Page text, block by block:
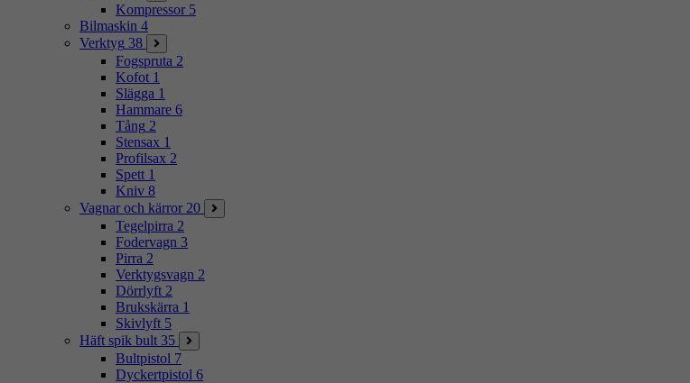
Kompressor 5
Bilmaskin 4
Verktyg 38
Fogspruta 2
Kofot 1
Slägga 1
Hammare 6
Tång 2
Stensax 1
Profilsax 2
Spett 1
Kniv 8
Vagnar och kärror 20
Tegelpirra 2
Fodervagn 3
Pirra 2
Verktygsvagn 2
Dörrlyft 2
Brukskärra 1
Skivlyft 5
Häft spik bult 35
Bultpistol 7
Dyckertpistol 6